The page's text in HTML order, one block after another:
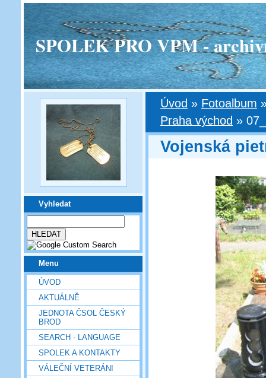
SPOLEK PRO VPM -
Vyhledat
Menu
ÚVOD
AKTUÁLNĚ
JEDNOTA ČSOL ČESKÝ
BROD
SEARCH - LANGUAGE
SPOLEK A KONTAKTY
VÁLEČNÍ VETERÁNI
Úvod » Fotoalbum
Praha východ »
Vojenská